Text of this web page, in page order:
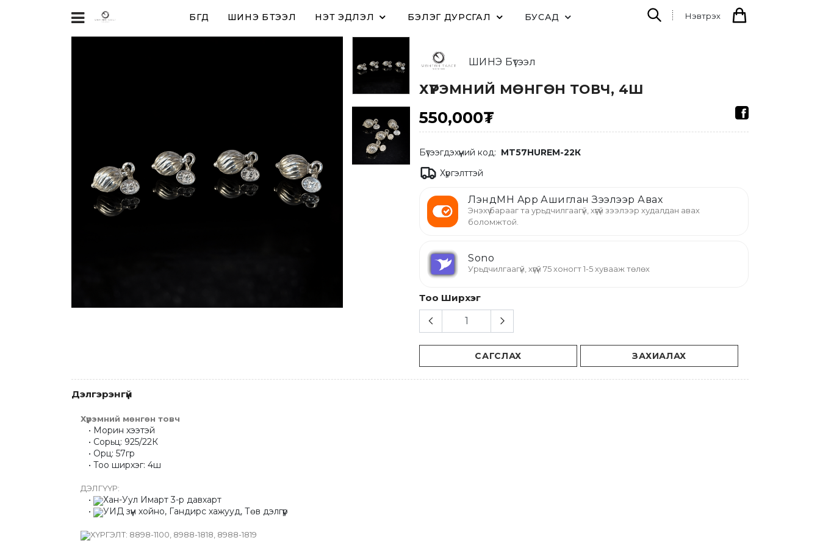
БҮГД ШИНЭ БҮТЭЭЛ ҮНЭТ ЭДЛЭЛ БЭЛЭГ ДУРСГАЛ БУСАД Нэвтрэх
ШИНЭ Бүтээл
ХҮРЭМНИЙ МӨНГӨН ТОВЧ, 4Ш
550,000₮
Бүтээгдэхүүний код: MT57HUREM-22К
Хүргэлттэй
ЛэндМН App Ашиглан Зээлээр Авах
Энэхүү барааг та урьдчилгаагүй, хүүгүй зээлээр худалдан авах
боломжтой.
Sono
Урьдчилгаагүй, хүүгүй 75 хоногт 1-5 хувааж төлөх
Тоо Ширхэг
САГСЛАХ ЗАХИАЛАХ
Дэлгэрэнгүй
Хүрэмний мөнгөн товч
Морин хээтэй
Сорьц: 925/22К
Орц: 57гр
Тоо ширхэг: 4ш
ДЭЛГҮҮР:
Хан-Уул Имарт 3-р давхарт
УИД зүүн хойно, Гандирс хажууд, Төв дэлгүүр
ХҮРГЭЛТ: 8898-1100, 8988-1818, 8988-1819